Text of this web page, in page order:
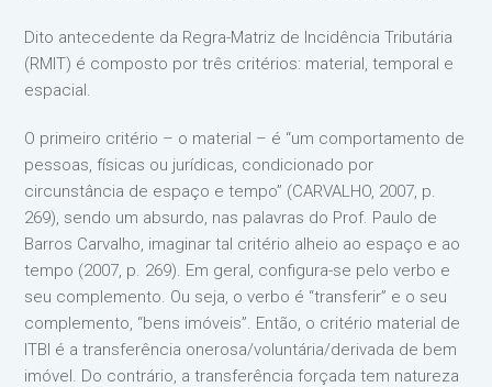
Dito antecedente da Regra-Matriz de Incidência Tributária
(RMIT) é composto por três critérios: material, temporal e
espacial.
O primeiro critério – o material – é “um comportamento de
pessoas, físicas ou jurídicas, condicionado por
circunstância de espaço e tempo” (CARVALHO, 2007, p.
269), sendo um absurdo, nas palavras do Prof. Paulo de
Barros Carvalho, imaginar tal critério alheio ao espaço e ao
tempo (2007, p. 269). Em geral, configura-se pelo verbo e
seu complemento. Ou seja, o verbo é “transferir” e o seu
complemento, “bens imóveis”. Então, o critério material de
ITBI é a transferência onerosa/voluntária/derivada de bem
imóvel. Do contrário, a transferência forçada tem natureza